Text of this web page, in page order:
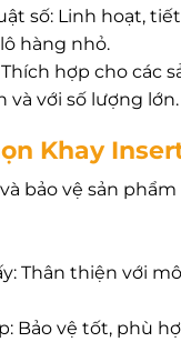
số: Linh hoạt,
hàng nhỏ.
hợp cho các
và với số lượng lớn.
Khay
bảo vệ sản
Thân thiện với
Bảo vệ tốt, phù